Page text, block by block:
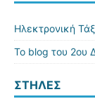
Ηλεκτρονική
Το blog του 2ου
ΣΤΗΛΕΣ